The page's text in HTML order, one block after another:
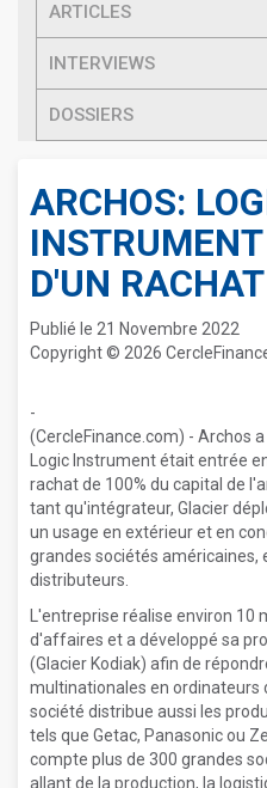
ARTICLES
INTERVIEWS
DOSSIERS
ARCHOS:
D'UN
Publié le 21 Novembre 2022
Copyright © 2026
-
(CercleFinance.com) - Archos
Logic Instrument était entrée
rachat de 100% du capital de
tant qu'intégrateur, Glacier
un usage en extérieur et en
grandes sociétés américaines,
distributeurs.
L'entreprise réalise environ
d'affaires et a développé sa
(Glacier Kodiak) afin de
multinationales en ordinateurs
société distribue aussi les
tels que Getac, Panasonic ou
compte plus de 300 grandes
allant de la production, la